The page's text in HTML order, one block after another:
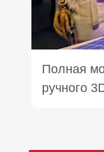
Полная
ручного